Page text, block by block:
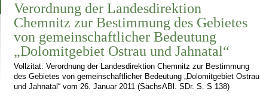
Verordnung der Landesdirektion
Chemnitz zur Bestimmung des Gebietes
von gemeinschaftlicher Bedeutung
„Dolomitgebiet Ostrau und Jahnatal“
Vollzitat: Verordnung der Landesdirektion Chemnitz zur Bestimmung
des Gebietes von gemeinschaftlicher Bedeutung „Dolomitgebiet Ostrau
und Jahnatal“ vom 26. Januar 2011 (SächsABl. SDr. S. S 138)